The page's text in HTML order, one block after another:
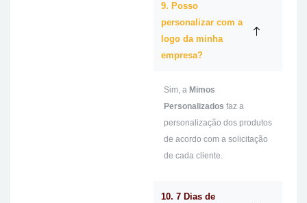
9. Posso
personalizar com a
logo da minha
empresa?
Sim, a Mimos
Personalizados faz a
personalização dos produtos
de acordo com a solicitação
de cada cliente.
10. 7 Dias de